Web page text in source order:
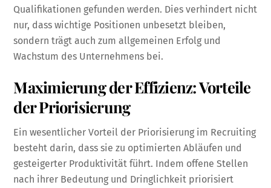
Qualifikationen gefunden werden. Dies verhindert nicht
nur, dass wichtige Positionen unbesetzt bleiben,
sondern trägt auch zum allgemeinen Erfolg und
Wachstum des Unternehmens bei.
Maximierung der Effizienz: Vorteile
der Priorisierung
Ein wesentlicher Vorteil der Priorisierung im Recruiting
besteht darin, dass sie zu optimierten Abläufen und
gesteigerter Produktivität führt. Indem offene Stellen
nach ihrer Bedeutung und Dringlichkeit priorisiert